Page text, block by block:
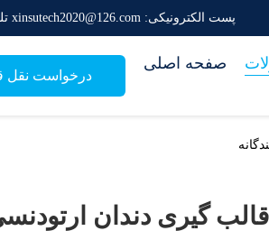
پست الکترونیکی: xinsutech2020@126.com تلفن:
صفحه اصلی
درخواست نقل
گیری دندان